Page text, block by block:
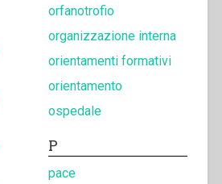
orfanotrofio
organizzazione interna
orientamenti formativi
orientamento
ospedale
P
pace